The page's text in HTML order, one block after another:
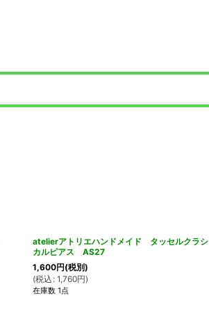
atelierアトリエハンドメイド タッセルクラシ
カルピアス AS27
1,600円(税別)
(税込 : 1,760円)
在庫数 1点